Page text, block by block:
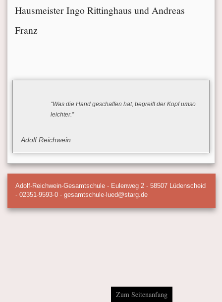
Hausmeister Ingo Rittinghaus und Andreas
Franz
“Was die Hand geschaffen hat, begreift der Kopf umso
leichter.”
Adolf Reichwein
Adolf-Reichwein-Gesamtschule - Eulenweg 2 - 58507 Lüdenscheid
- 02351-9593-0 - gesamtschule-lued@starg.de
Zum Seitenanfang